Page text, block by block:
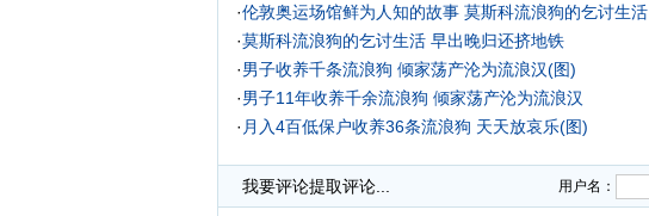
·伦敦奥运场馆鲜为人知的故事 莫斯科流浪狗的乞讨生活
·莫斯科流浪狗的乞讨生活 早出晚归还挤地铁
·男子收养千条流浪狗 倾家荡产沦为流浪汉(图)
·男子11年收养千余流浪狗 倾家荡产沦为流浪汉
· 月入4百低保户收养36条流浪狗 天天放哀乐(图)
我要评论提取评论... 用户名：